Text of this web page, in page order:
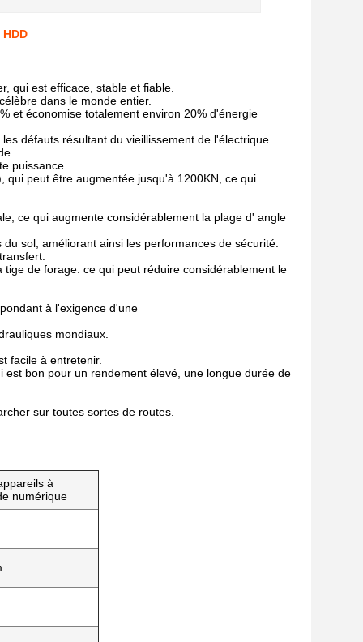
qui est efficace, stable et fiable.
dans le monde entier.
et économise totalement environ 20% d'énergie
défauts résultant du vieillissement de l'électrique
puissance.
peut être augmentée jusqu'à 1200KN, ce qui
ce qui augmente considérablement la plage d' angle
sol, améliorant ainsi les performances de sécurité.
de forage. ce qui peut réduire considérablement le
à l'exigence d'une
mondiaux.
facile à entretenir.
bon pour un rendement élevé, une longue durée de
sur toutes sortes de routes.
à
numérique